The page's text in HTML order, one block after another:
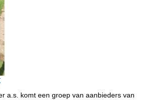
a.s. komt een groep van aanbieders van